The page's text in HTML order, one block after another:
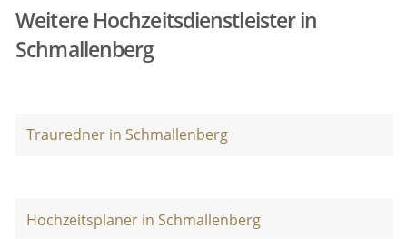
Weitere Hochzeitsdienstleister in
Schmallenberg
Trauredner in Schmallenberg
Hochzeitsplaner in Schmallenberg